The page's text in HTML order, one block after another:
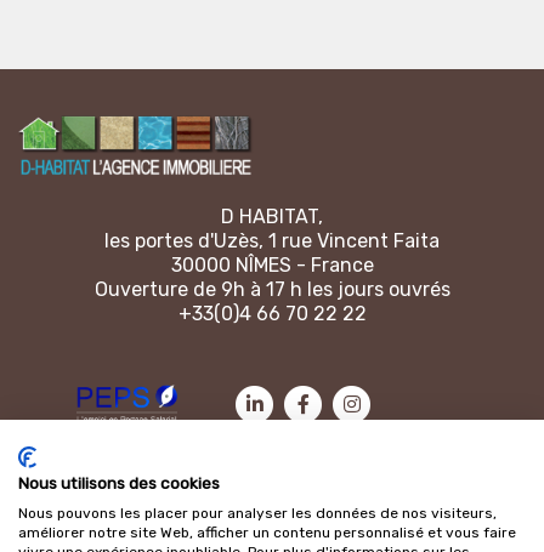
D HABITAT,
les portes d'Uzès, 1 rue Vincent Faita
30000 NÎMES - France
Ouverture de 9h à 17 h les jours ouvrés
+33(0)4 66 70 22 22
Contactez-nous
Nous utilisons des cookies
Nous pouvons les placer pour analyser les données de nos visiteurs,
améliorer notre site Web, afficher un contenu personnalisé et vous faire